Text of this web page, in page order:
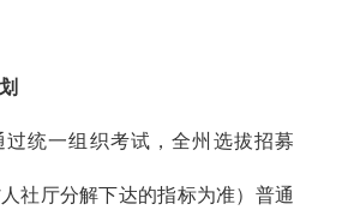
统一组织考试，全州选拔招募
人社厅分解下达的指标为准）普通